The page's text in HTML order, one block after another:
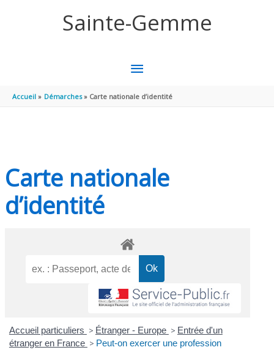
Sainte-Gemme
MENU
PRINCIPAL
Accueil Démarches Carte nationale d’identité
Carte nationale
d’identité
Accueil particuliers > Étranger - Europe > Entrée d'un
étranger en France > Peut-on exercer une profession